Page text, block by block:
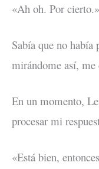
«Ah oh. Por cierto.»
Sabía que no había
mirándome así, me
En un momento,
procesar mi
«Está bien,